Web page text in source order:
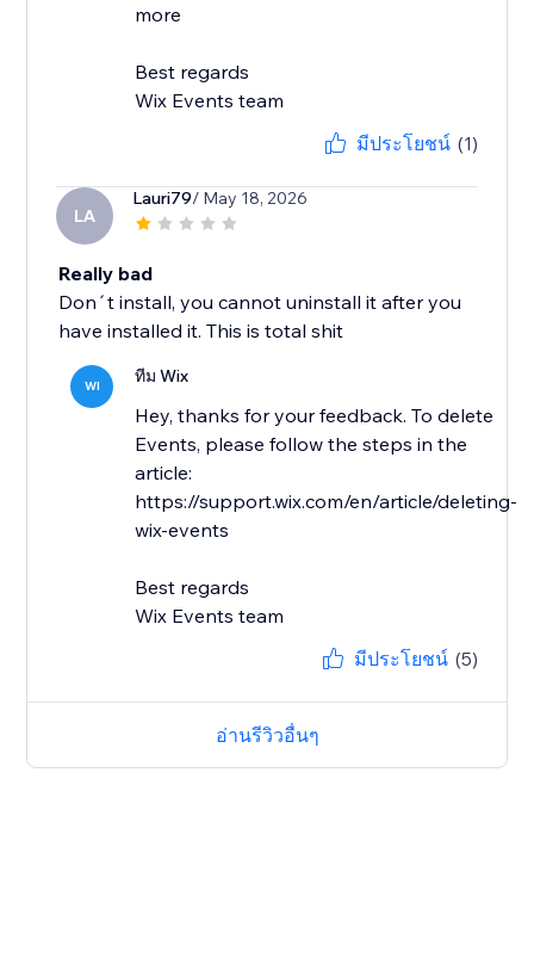
more
Best regards
Wix Events team
มีประโยชน์ (1)
LA
Lauri79/ May 18, 2026
Really bad
Don´t install, you cannot uninstall it after you
have installed it. This is total shit
WI ทีม Wix
Hey, thanks for your feedback. To delete
Events, please follow the steps in the
article:
https://support.wix.com/en/article/deleting-
wix-events
Best regards
Wix Events team
มีประโยชน์ (5)
อ่านรีวิวอื่นๆ